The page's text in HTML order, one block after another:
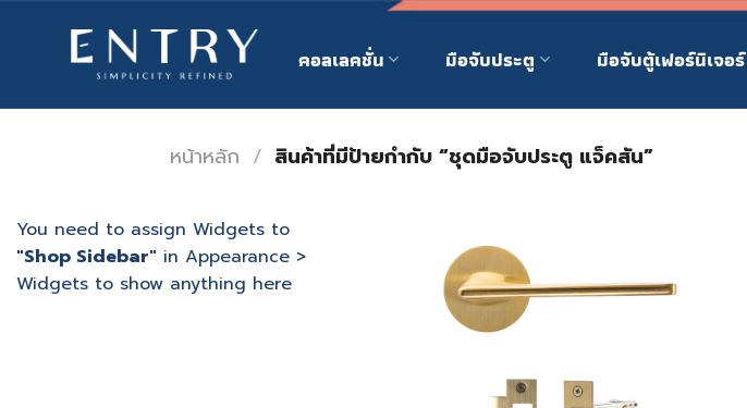
คอลเลคชั่น มือจับประตู มือจับตู้เฟอร์นิเจอร์
หน้าหลัก / สินค้าที่มีป้ายกำกับ “ชุดมือจับประตู แจ็คสัน”
You need to assign Widgets to
"Shop Sidebar" in Appearance >
Widgets to show anything here